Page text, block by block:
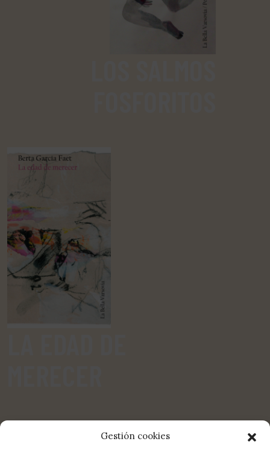
Gestión cookies